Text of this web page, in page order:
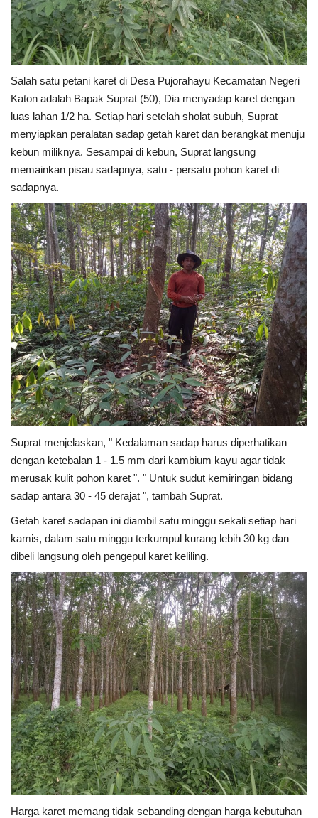
Salah satu petani karet di Desa Pujorahayu Kecamatan Negeri
Katon adalah Bapak Suprat (50), Dia menyadap karet dengan
luas lahan 1/2 ha. Setiap hari setelah sholat subuh, Suprat
menyiapkan peralatan sadap getah karet dan berangkat menuju
kebun miliknya. Sesampai di kebun, Suprat langsung
memainkan pisau sadapnya, satu - persatu pohon karet di
sadapnya.
Suprat menjelaskan, " Kedalaman sadap harus diperhatikan
dengan ketebalan 1 - 1.5 mm dari kambium kayu agar tidak
merusak kulit pohon karet ". " Untuk sudut kemiringan bidang
sadap antara 30 - 45 derajat ", tambah Suprat.
Getah karet sadapan ini diambil satu minggu sekali setiap hari
kamis, dalam satu minggu terkumpul kurang lebih 30 kg dan
dibeli langsung oleh pengepul karet keliling.
Harga karet memang tidak sebanding dengan harga kebutuhan